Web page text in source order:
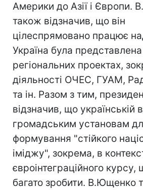
Америки до Азії і Європи.
також відзначив, що він
цілеспрямовано працює
Україна була представлена
регіональних проектах,
діяльності ОЧЕС, ГУАМ,
та ін. Разом з тим,
відзначив, що українській
громадським установам
формування "стійкого
іміджу", зокрема, в
євроінтеграційного курсу,
багато зробити. В.Ющенко